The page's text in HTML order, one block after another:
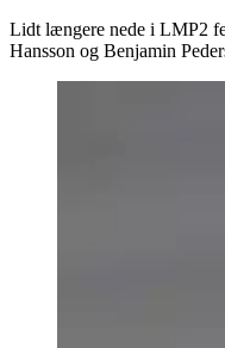
Lidt længere nede i LMP2
Hansson og Benjamin